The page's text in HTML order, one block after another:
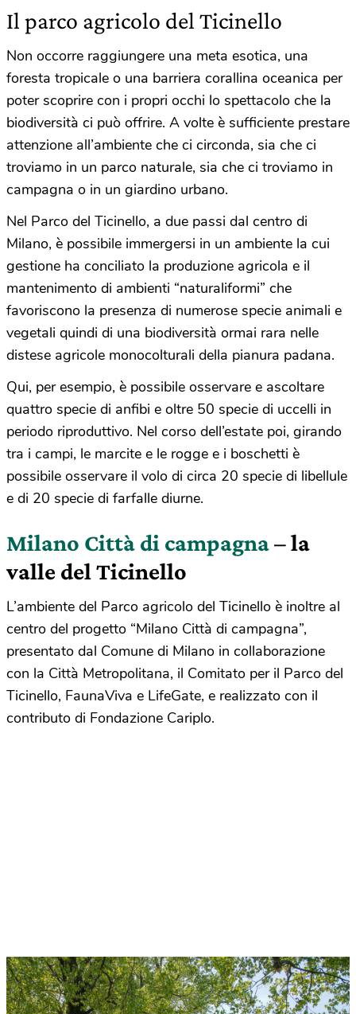
Il parco agricolo del Ticinello
Non occorre raggiungere una meta esotica, una
foresta tropicale o una barriera corallina oceanica per
poter scoprire con i propri occhi lo spettacolo che la
biodiversità ci può offrire. A volte è sufficiente prestare
attenzione all’ambiente che ci circonda, sia che ci
troviamo in un parco naturale, sia che ci troviamo in
campagna o in un giardino urbano.
Nel Parco del Ticinello, a due passi dal centro di
Milano, è possibile immergersi in un ambiente la cui
gestione ha conciliato la produzione agricola e il
mantenimento di ambienti “naturaliformi” che
favoriscono la presenza di numerose specie animali e
vegetali quindi di una biodiversità ormai rara nelle
distese agricole monocolturali della pianura padana.
Qui, per esempio, è possibile osservare e ascoltare
quattro specie di anfibi e oltre 50 specie di uccelli in
periodo riproduttivo. Nel corso dell’estate poi, girando
tra i campi, le marcite e le rogge e i boschetti è
possibile osservare il volo di circa 20 specie di libellule
e di 20 specie di farfalle diurne.
Milano Città di campagna– la
valle del Ticinello
L’ambiente del Parco agricolo del Ticinello è inoltre al
centro del progetto “Milano Città di campagna”,
presentato dal Comune di Milano in collaborazione
con la Città Metropolitana, il Comitato per il Parco del
Ticinello, FaunaViva e LifeGate, e realizzato con il
contributo di Fondazione Cariplo.